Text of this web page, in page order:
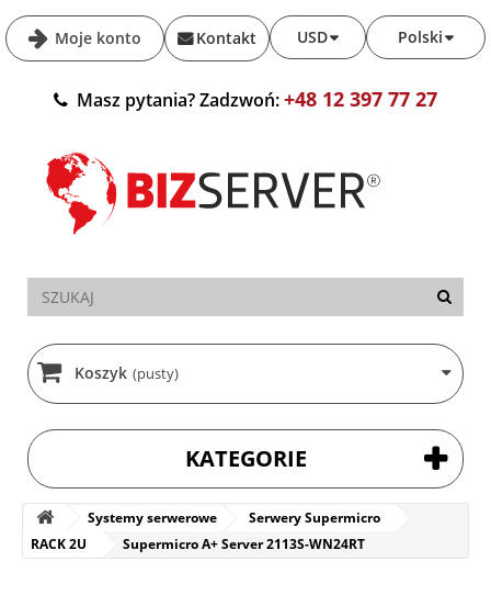
Moje konto Polski
USD
Kontakt
Masz pytania? Zadzwoń:+48 12 397 77 27
Koszyk (pusty)
KATEGORIE
Systemy serwerowe
Serwery Supermicro
RACK 2U
Supermicro A+ Server 2113S-WN24RT